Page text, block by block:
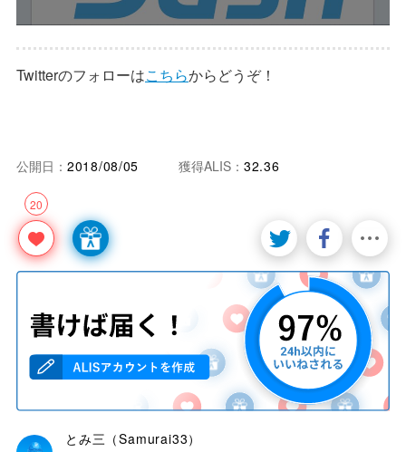
Twitterのフォローはこちらからどうぞ！
20
公開日： 2018/08/05 獲得ALIS： 32.36
とみ三（Samurai33）